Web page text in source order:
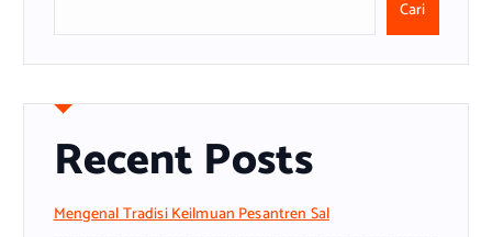
Cari
Recent Posts
Mengenal Tradisi Keilmuan Pesantren Sal